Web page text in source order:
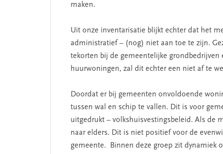
maken.
Uit onze inventarisatie blijkt echter dat het
administratief – (nog) niet aan toe te zijn.
tekorten bij de gemeentelijke grondbedrijven
huurwoningen, zal dit echter een niet af te
Doordat er bij gemeenten onvoldoende
tussen wal en schip te vallen. Dit is voor
uitgedrukt – volkshuisvestingsbeleid. Als de
naar elders. Dit is niet positief voor de
gemeente. Binnen deze groep zit dynamiek